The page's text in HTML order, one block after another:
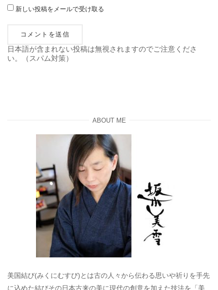
新しい投稿をメールで受け取る
日本語が含まれない投稿は無視されますのでご注意くださ
い。（スパム対策）
ABOUT ME
美国結び(みくにむすび)とは古の人々から伝わる思いや祈りを手先
に込めた結びその日本古来の美に現代の創意を加えた技法を「美